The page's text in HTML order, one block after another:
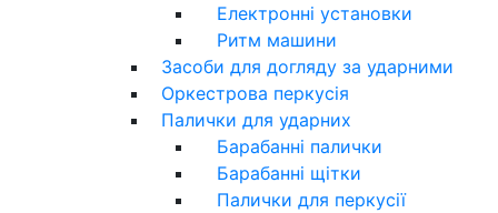
Електронні установки
Ритм машини
Засоби для догляду за ударними
Оркестрова перкусія
Палички для ударних
Барабанні палички
Барабанні щітки
Палички для перкусії